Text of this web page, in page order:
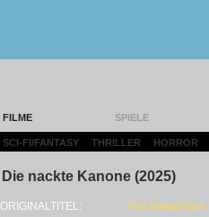
FILME SPIELE
SCI-FI/FANTASY THRILLER HORROR
Die nackte Kanone (2025)
ORIGINALTITEL:
The Naked Gun